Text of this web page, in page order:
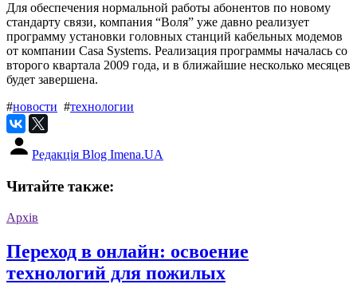
Для обеспечения нормальной работы абонентов по новому
стандарту связи, компания “Воля” уже давно реализует
программу установки головных станций кабельных модемов
от компании Casa Systems. Реализация программы началась со
второго квартала 2009 года, и в ближайшие несколько месяцев
будет завершена.
#новости #технологии
Редакція Blog Imena.UA
Читайте также:
Архів
Переход в онлайн: освоение
технологий для пожилых